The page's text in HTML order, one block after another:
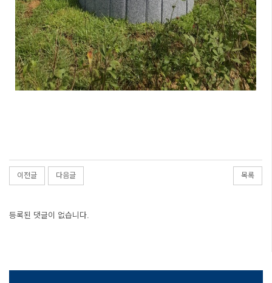
이전글 다음글 목록
등록된 댓글이 없습니다.